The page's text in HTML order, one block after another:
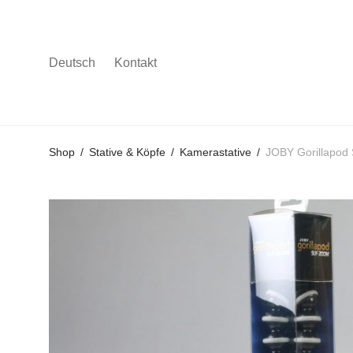
Deutsch Kontakt
Shop / Stative & Köpfe / Kamerastative / JOBY Gorillapod